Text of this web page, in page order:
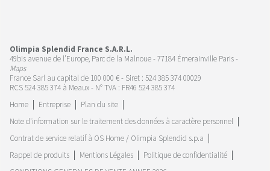
Olimpia Splendid France S.A.R.L.
49bis avenue de l’Europe, Parc de la Malnoue - 77184 Émerainville Paris -
Maps
France Sarl au capital de 100 000 € - Siret : 524 385 374 00029
RCS 524 385 374 à Meaux - N° TVA : FR46 524 385 374
Home
Entreprise
Plan du site
Note d'information sur le traitement des données à caractère personnel
Contrat de service relatif à OS Home / Olimpia Splendid s.p.a
Rappel de produits
Mentions Légales
Politique de confidentialité